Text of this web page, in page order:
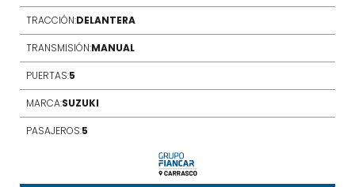
TRACCIÓN:DELANTERA
TRANSMISIÓN:MANUAL
PUERTAS:5
MARCA:SUZUKI
PASAJEROS:5